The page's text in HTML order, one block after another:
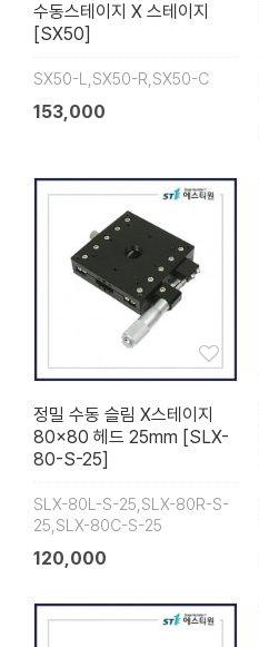
수동스테이지 X 스테이지
[SX50]
SX50-L,SX50-R,SX50-C
153,000
정밀 수동 슬림 X스테이지
80×80 헤드 25mm [SLX-
80-S-25]
SLX-80L-S-25,SLX-80R-S-
25,SLX-80C-S-25
120,000